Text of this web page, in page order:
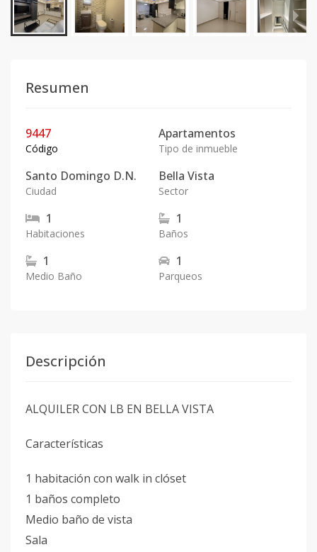
Resumen
9447
Código
Apartamentos
Tipo de inmueble
Santo Domingo D.N.
Ciudad
Bella Vista
Sector
1
Habitaciones
1
Baños
1
Medio Baño
1
Parqueos
Descripción
ALQUILER CON LB EN BELLA VISTA
Características
1 habitación con walk in clóset
1 baños completo
Medio baño de vista
Sala